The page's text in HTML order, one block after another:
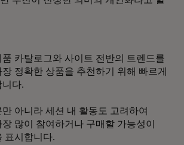
품 카탈로그와 사이트 전반의 트렌드를
정확한 상품을 추천하기 위해 빠르게
니다.
아니라 세션 내 활동도 고려하여
많이 참여하거나 구매할 가능성이
표시합니다.